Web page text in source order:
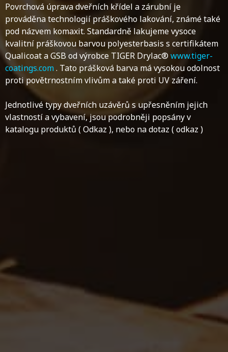
Povrchová úprava dveřních křídel a zárubní je
prováděna technologií práškového lakování, známé také
pod názvem komaxit. Standardně lakujeme vysoce
kvalitní práškovou barvou polyesterbasis s certifikátem
Qualicoat a GSB od výrobce TIGER Drylac® www.tiger-
coatings.com. Tato prášková barva má vysokou odolnost
proti povětrnostním vlivům a také proti UV záření.
Jednotlivé typy dveřních uzávěrů s upřesněním jejich
vlastností a vybavení, jsou podrobněji popsány v
katalogu produktů ( Odkaz ), nebo na dotaz ( odkaz )